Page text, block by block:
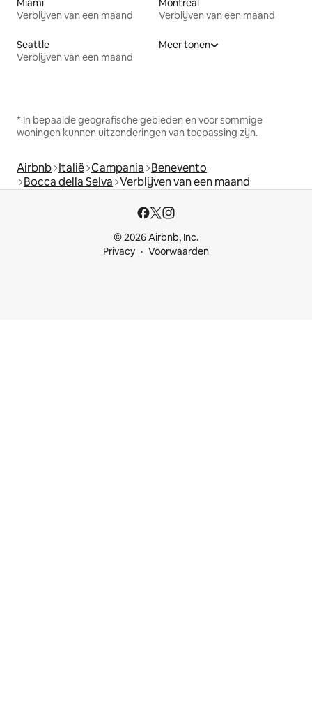
Miami
Verblijven van een maand
Montreal
Verblijven van een maand
Seattle
Verblijven van een maand
Meer tonen
* In bepaalde geografische gebieden en voor sommige
woningen kunnen uitzonderingen van toepassing zijn.
Airbnb Italië Campania Benevento
Bocca della Selva Verblijven van een maand
© 2026 Airbnb, Inc.
Privacy
Voorwaarden